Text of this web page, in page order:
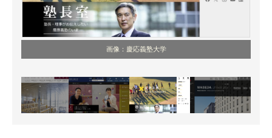
画像：慶応義塾大学